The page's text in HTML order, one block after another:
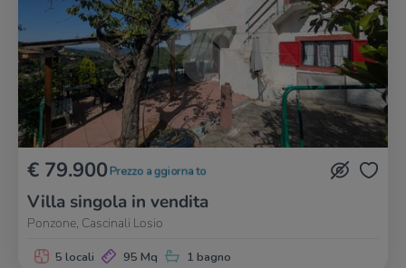
€ 79.900 Prezzo aggiornato
Villa singola in vendita
Ponzone, Cascinali Losio
5 locali 95 Mq 1 bagno